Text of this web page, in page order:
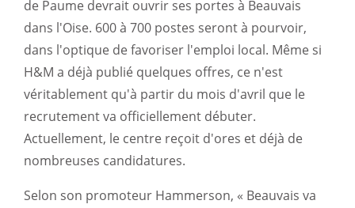
de Paume devrait ouvrir ses portes à Beauvais
dans l'Oise. 600 à 700 postes seront à pourvoir,
dans l'optique de favoriser l'emploi local. Même si
H&M a déjà publié quelques offres, ce n'est
véritablement qu'à partir du mois d'avril que le
recrutement va officiellement débuter.
Actuellement, le centre reçoit d'ores et déjà de
nombreuses candidatures.
Selon son promoteur Hammerson, « Beauvais va